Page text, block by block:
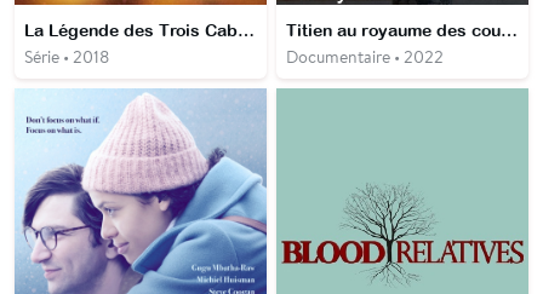
La Légende des Trois Caballeros
Série • 2018
Titien au royaume des couleurs
Documentaire • 2022